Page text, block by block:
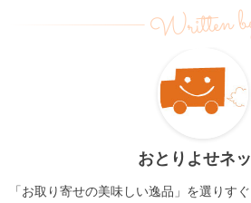
Written
おとりよせネ
「 お取り寄せの美味しい逸品」 を選りす